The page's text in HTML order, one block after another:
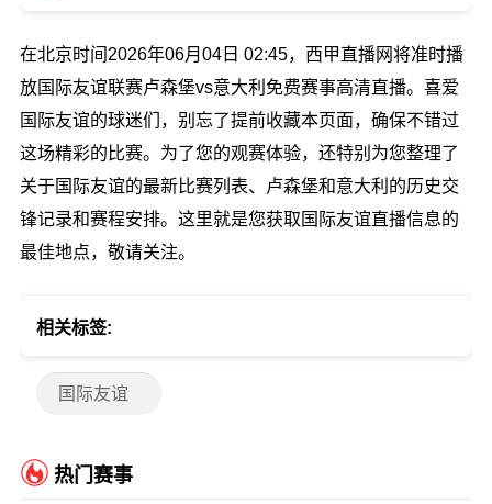
在北京时间2026年06月04日 02:45，西甲直播网将准时播
放国际友谊联赛卢森堡vs意大利免费赛事高清直播。喜爱
国际友谊的球迷们，别忘了提前收藏本页面，确保不错过
这场精彩的比赛。为了您的观赛体验，还特别为您整理了
关于国际友谊的最新比赛列表、卢森堡和意大利的历史交
锋记录和赛程安排。这里就是您获取国际友谊直播信息的
最佳地点，敬请关注。
相关标签:
国际友谊
热门赛事